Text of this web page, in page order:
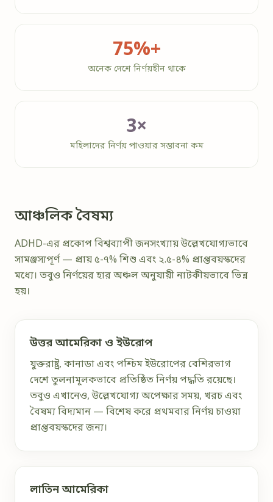
75%+
অনেক দেশে নির্ণয়হীন থাকে
3×
মহিলাদের নির্ণয় পাওয়ার সম্ভাবনা কম
আঞ্চলিক বৈষম্য
ADHD-এর প্রকোপ বিশ্বব্যাপী জনসংখ্যায় উল্লেখযোগ্যভাবে
সামঞ্জস্যপূর্ণ — প্রায় ৫-৭% শিশু এবং ২.৫-৪% প্রাপ্তবয়স্কদের
মধ্যে। তবুও নির্ণয়ের হার অঞ্চল অনুযায়ী নাটকীয়ভাবে ভিন্ন
হয়।
উত্তর আমেরিকা ও ইউরোপ
যুক্তরাষ্ট্র, কানাডা এবং পশ্চিম ইউরোপের বেশিরভাগ
দেশে তুলনামূলকভাবে প্রতিষ্ঠিত নির্ণয় পদ্ধতি রয়েছে।
তবুও এখানেও, উল্লেখযোগ্য অপেক্ষার সময়, খরচ এবং
বৈষম্য বিদ্যমান — বিশেষ করে প্রথমবার নির্ণয় চাওয়া
প্রাপ্তবয়স্কদের জন্য।
লাতিন আমেরিকা